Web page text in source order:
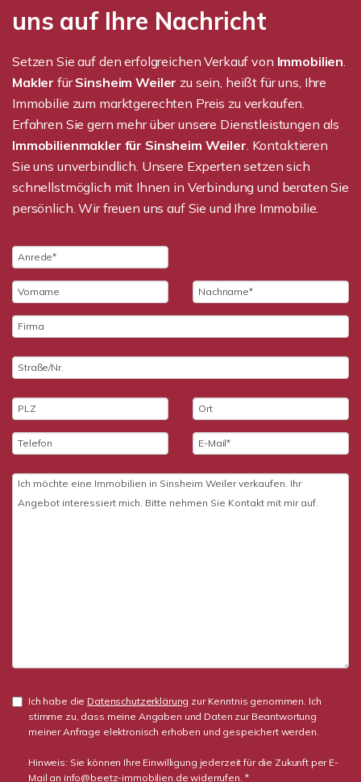
uns auf Ihre Nachricht
Setzen Sie auf den erfolgreichen Verkauf von Immobilien
Makler fürSinsheim Weiler zu sein, heißt für uns, Ihre
Immobilie zum marktgerechten Preis zu verkaufen.
Erfahren Sie gern mehr über unsere Dienstleistungen als
Immobilienmakler für Sinsheim Weiler . Kontaktieren
Sie uns unverbindlich. Unsere Experten setzen sich
schnellstmöglich mit Ihnen in Verbindung und beraten Sie
persönlich. Wir freuen uns auf Sie und Ihre Immobilie.
Ich habe die Datenschutzerklärung zur Kenntnis genommen. Ich
stimme zu, dass meine Angaben und Daten zur Beantwortung
meiner Anfrage elektronisch erhoben und gespeichert werden.
Hinweis: Sie können Ihre Einwilligung jederzeit für die Zukunft per E-
Mail an info@beetz-immobilien.de widerrufen. *